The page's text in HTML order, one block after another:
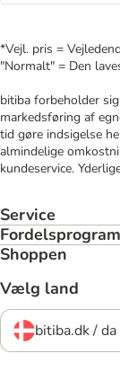
*Vejl. pris =
"Normalt" = Den
bitiba forbeholder
markedsføring af
tid gøre indsigelse
almindelige
kundeservice.
Service
Shoppen
Vælg land
bitiba.dk / da